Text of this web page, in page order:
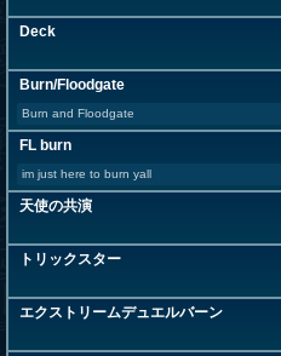
Deck
Burn/Floodgate
Burn and Floodgate
FL burn
im just here to burn yall
天使の共演
トリックスター
エクストリームデュエルバーン